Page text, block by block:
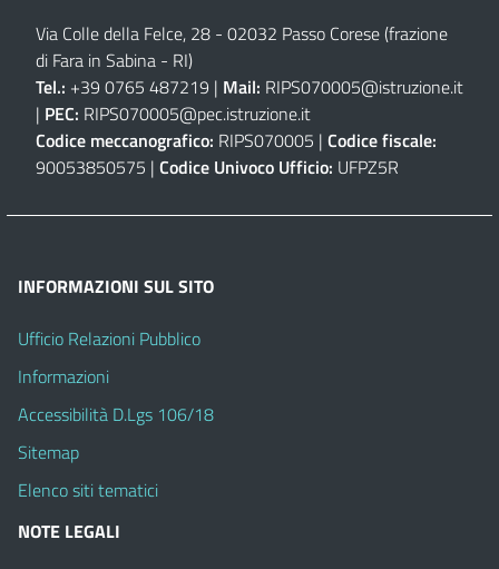
Via Colle della Felce, 28 - 02032 Passo Corese (frazione
di Fara in Sabina - RI)
Tel.: +39 0765 487219 | Mail: RIPS070005@istruzione.it
| PEC: RIPS070005@pec.istruzione.it
Codice meccanografico: RIPS070005 | Codice fiscale:
90053850575 | Codice Univoco Ufficio: UFPZ5R
INFORMAZIONI SUL SITO
Ufficio Relazioni Pubblico
Informazioni
Accessibilità D.Lgs 106/18
Sitemap
Elenco siti tematici
NOTE LEGALI